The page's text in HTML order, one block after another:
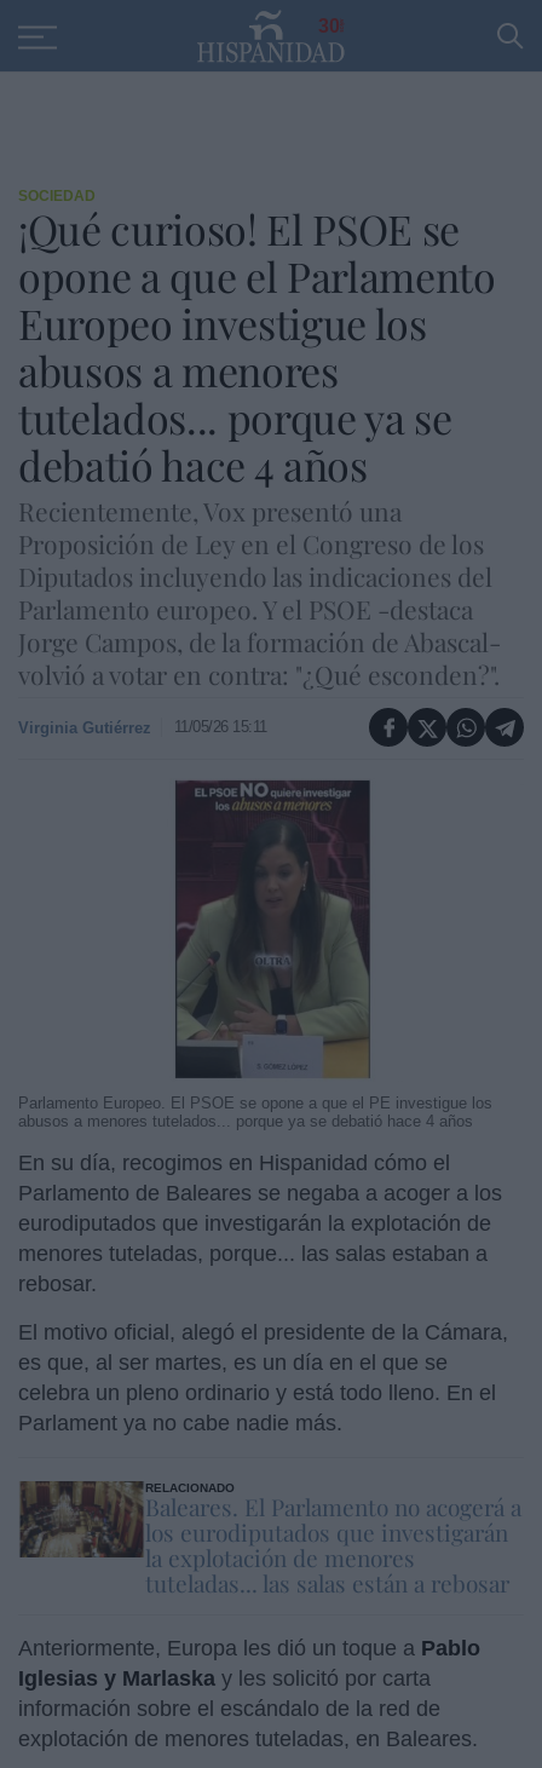
30
SOCIEDAD
¡Qué curioso! El PSOE se
opone a que el Parlamento
Europeo investigue los
abusos a menores
tutelados... porque ya se
debatió hace 4 años
Recientemente, Vox presentó una
Proposición de Ley en el Congreso de los
Diputados incluyendo las indicaciones del
Parlamento europeo. Y el PSOE -destaca
Jorge Campos, de la formación de Abascal-
volvió a votar en contra: "¿Qué esconden?".
Virginia Gutiérrez 11/05/26 15:11
Parlamento Europeo. El PSOE se opone a que el PE investigue los
abusos a menores tutelados... porque ya se debatió hace 4 años
En su día, recogimos en Hispanidad cómo el
Parlamento de Baleares se negaba a acoger a los
eurodiputados que investigarán la explotación de
menores tuteladas, porque... las salas estaban a
rebosar.
El motivo oficial, alegó el presidente de la Cámara,
es que, al ser martes, es un día en el que se
celebra un pleno ordinario y está todo lleno. En el
Parlament ya no cabe nadie más.
RELACIONADO
Baleares. El Parlamento no acogerá a
los eurodiputados que investigarán
la explotación de menores
tuteladas... las salas están a rebosar
Anteriormente, Europa les dió un toque a Pablo
Iglesias y Marlaska y les solicitó por carta
información sobre el escándalo de la red de
explotación de menores tuteladas, en Baleares.